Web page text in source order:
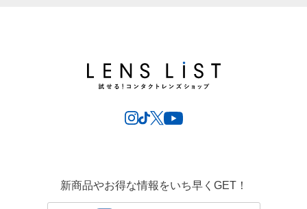
新商品やお得な情報をいち早くGET！